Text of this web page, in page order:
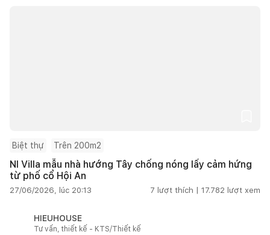
Biệt thự Trên 200m2
NI Villa mẫu nhà hướng Tây chống nóng lấy cảm hứng
từ phố cổ Hội An
27/06/2026, lúc 20:13 7 lượt thích | 17.782 lượt xem
HIEUHOUSE
Tư vấn, thiết kế - KTS/Thiết kế